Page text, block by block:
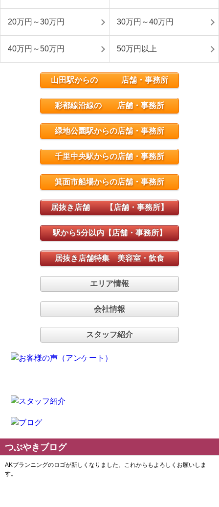
20万円～30万円 30万円～40万円
40万円～50万円 50万円以上
山田駅からの 店舗・事務所
彩都線沿線の 店舗・事務所
緑地公園駅からの店舗・事務所
千里中央駅からの店舗・事務所
箕面市船場からの店舗・事務所
居抜き店舗 【店舗・事務所】
駅から5分以内【店舗・事務所】
居抜き店舗特集 美容室・飲食
エリア情報
会社情報
スタッフ紹介
つぶやきブログ